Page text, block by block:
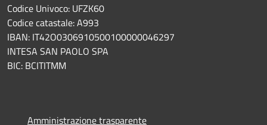
Codice Univoco: UFZK60
Codice catastale: A993
IBAN: IT42O0306910500100000046297
INTESA SAN PAOLO SPA
BIC: BCITITMM
Amministrazione trasparente